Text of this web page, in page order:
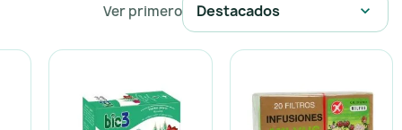
Ver primero Destacados expand_more